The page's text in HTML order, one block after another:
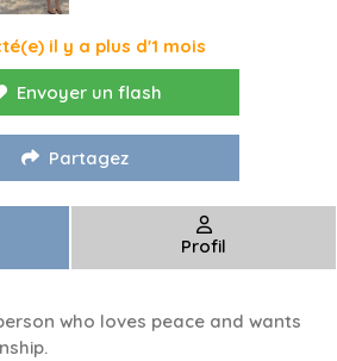
il y a plus d'1 mois
Envoyer un flash
Partagez
Profil
who loves peace and wants